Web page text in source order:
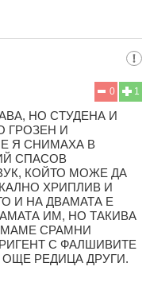
1
0
НО СТУДЕНА И
ГРОЗЕН И
Я СНИМАХА В
СПАСОВ
КОЙТО МОЖЕ ДА
ХРИПЛИВ И
И НА ДВАМАТА Е
ИМ, НО ТАКИВА
СРАМНИ
С ФАЛШИВИТЕ
РЕДИЦА ДРУГИ.